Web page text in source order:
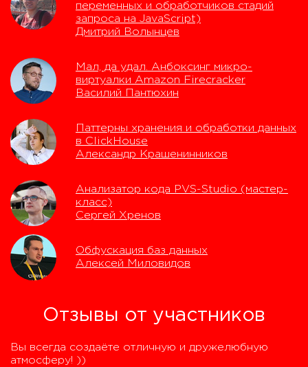
переменных и обработчиков стадий
запроса на JavaScript)
Дмитрий Волынцев
Мал, да удал. Анбоксинг микро-
виртуалки Amazon Firecracker
Василий Пантюхин
Паттерны хранения и обработки данных
в ClickHouse
Александр Крашенинников
Анализатор кода PVS-Studio (мастер-
класс)
Сергей Хренов
Обфускация баз данных
Алексей Миловидов
Отзывы от участников
Вы всегда создаёте отличную и дружелюбную
атмосферу! ))